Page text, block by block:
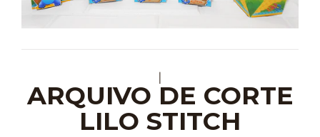
|
ARQUIVO DE CORTE
LILO STITCH